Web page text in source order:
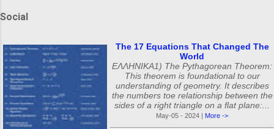
Social
The 17 Equations That Changed The
World
ΕΛΛΗΝΙΚΑ1) The Pythagorean Theorem:
This theorem is foundational to our
understanding of geometry. It describes
the numbers toe relationship between the
sides of a right triangle on a flat plane:...
May-05 - 2024 | More ->